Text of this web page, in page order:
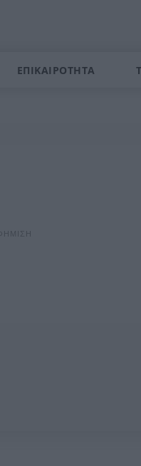
ΕΠΙΚΑΙΡΟΤΗΤΑ